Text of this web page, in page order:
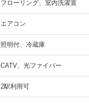
フローリング、室内洗濯置
エアコン
照明付、冷蔵庫
CATV、光ファイバー
2駅利用可